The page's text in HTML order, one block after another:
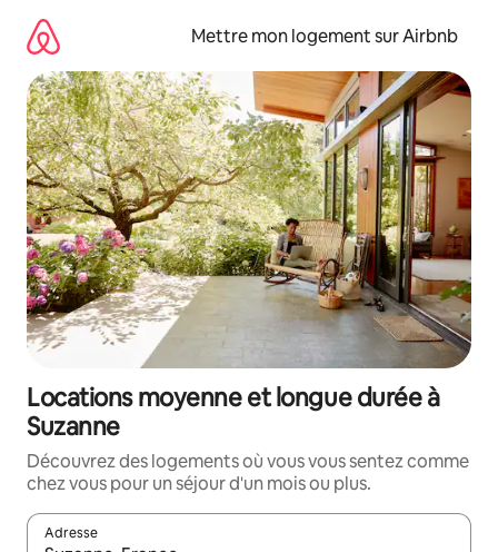
directement
contenu
Mettre mon logement sur Airbnb
Locations moyenne et longue durée à
Suzanne
Découvrez des logements où vous vous sentez comme
chez vous pour un séjour d'un mois ou plus.
Adresse